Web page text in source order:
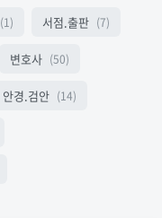
(1) 서점.출판 (7)
변호사 (50)
안경.검안 (14)